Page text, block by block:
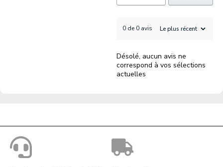
0 de 0 avis
Désolé, aucun avis ne
correspond à vos sélections
actuelles